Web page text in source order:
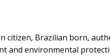
citizen, Brazilian born,
and environmental